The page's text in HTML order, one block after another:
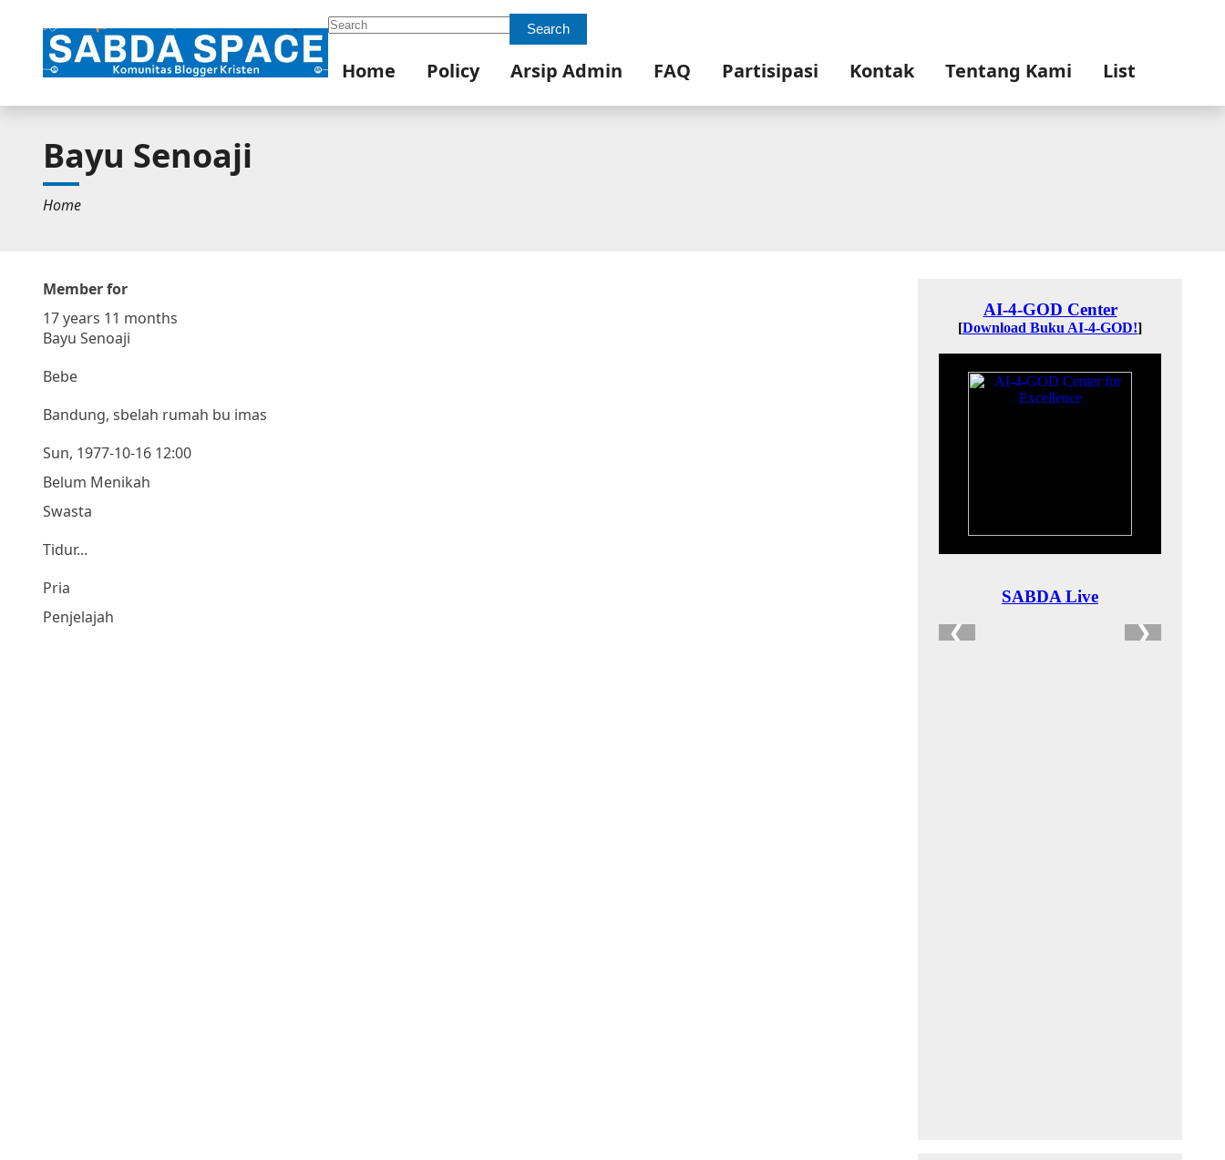
Search Search
Home Policy Arsip Admin FAQ Partisipasi Kontak Tentang Kami List
Bayu Senoaji
Home
Member for
17 years 11 months
Bayu Senoaji
Bebe
Bandung, sbelah rumah bu imas
Sun, 1977-10-16 12:00
Belum Menikah
Swasta
Tidur...
Pria
Penjelajah